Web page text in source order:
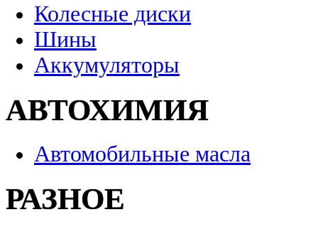
Колесные диски
Шины
Аккумуляторы
АВТОХИМИЯ
Автомобильные масла
РАЗНОЕ